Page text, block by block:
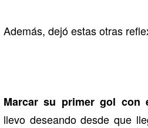
Además, dejó estas otras
Marcar su primer gol con
llevo deseando desde que